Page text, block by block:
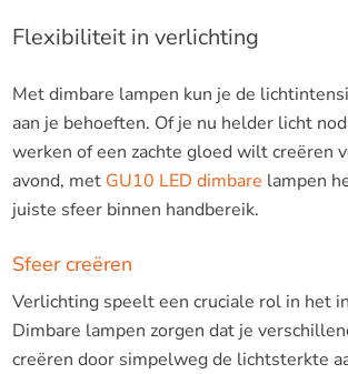
Flexibiliteit in verlichting
Met dimbare lampen kun je de
aan je behoeften. Of je nu helder licht
werken of een zachte gloed wilt creëren
avond, met GU10 LED dimbare lampen
juiste sfeer binnen handbereik.
Sfeer creëren
Verlichting speelt een cruciale rol in het
Dimbare lampen zorgen dat je
creëren door simpelweg de lichtsterkte